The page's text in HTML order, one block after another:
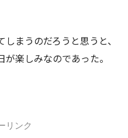
まうのだろうと思うと、
楽しみなのであった。
リンク